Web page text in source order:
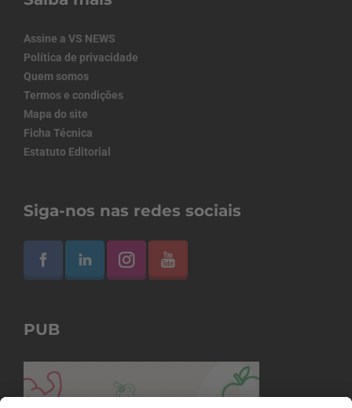
Assine a VS NEWS
Política de privacidade
Quem somos
Termos e condições
Mapa do site
Ficha Técnica
Estatuto Editorial
Siga-nos nas redes sociais
PUB